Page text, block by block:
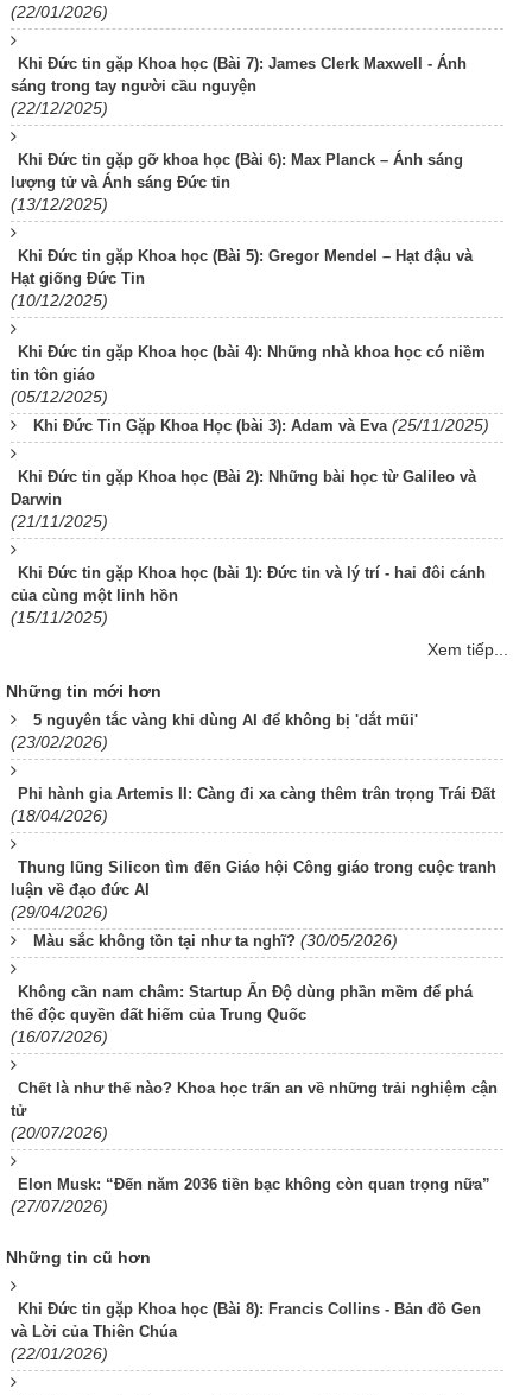
(22/01/2026)
Khi Đức tin gặp Khoa học (Bài 7): James Clerk Maxwell - Ánh
sáng trong tay người cầu nguyện
(22/12/2025)
Khi Đức tin gặp gỡ khoa học (Bài 6): Max Planck – Ánh sáng
lượng tử và Ánh sáng Đức tin
(13/12/2025)
Khi Đức tin gặp Khoa học (Bài 5): Gregor Mendel – Hạt đậu và
Hạt giống Đức Tin
(10/12/2025)
Khi Đức tin gặp Khoa học (bài 4): Những nhà khoa học có niềm
tin tôn giáo
(05/12/2025)
Khi Đức Tin Gặp Khoa Học (bài 3): Adam và Eva (25/11/2025)
Khi Đức tin gặp Khoa học (Bài 2): Những bài học từ Galileo và
Darwin
(21/11/2025)
Khi Đức tin gặp Khoa học (bài 1): Đức tin và lý trí - hai đôi cánh
của cùng một linh hồn
(15/11/2025)
Xem tiếp...
Những tin mới hơn
5 nguyên tắc vàng khi dùng AI để không bị 'dắt mũi'
(23/02/2026)
Phi hành gia Artemis II: Càng đi xa càng thêm trân trọng Trái Đất
(18/04/2026)
Thung lũng Silicon tìm đến Giáo hội Công giáo trong cuộc tranh
luận về đạo đức AI
(29/04/2026)
Màu sắc không tồn tại như ta nghĩ? (30/05/2026)
Không cần nam châm: Startup Ấn Độ dùng phần mềm để phá
thế độc quyền đất hiếm của Trung Quốc
(16/07/2026)
Chết là như thế nào? Khoa học trấn an về những trải nghiệm cận
tử
(20/07/2026)
Elon Musk: “Đến năm 2036 tiền bạc không còn quan trọng nữa”
(27/07/2026)
Những tin cũ hơn
Khi Đức tin gặp Khoa học (Bài 8): Francis Collins - Bản đồ Gen
và Lời của Thiên Chúa
(22/01/2026)